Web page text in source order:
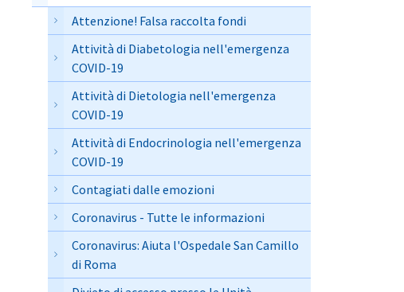
Attenzione! Falsa raccolta fondi
Attività di Diabetologia nell'emergenza
COVID-19
Attività di Dietologia nell'emergenza
COVID-19
Attività di Endocrinologia nell'emergenza
COVID-19
Contagiati dalle emozioni
Coronavirus - Tutte le informazioni
Coronavirus: Aiuta l'Ospedale San Camillo
di Roma